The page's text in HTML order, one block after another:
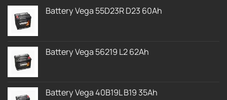
Battery Vega 55D23R D23 60Ah
Battery Vega 56219 L2 62Ah
Battery Vega 40B19L B19 35Ah